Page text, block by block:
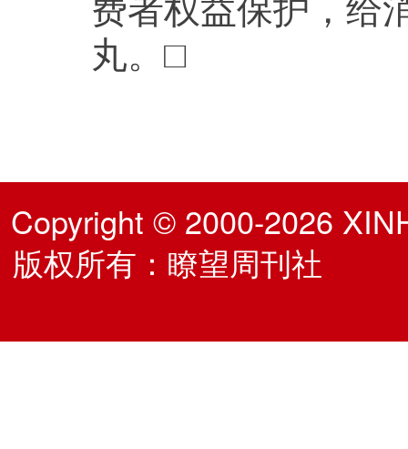
丸。□
Copyright © 2000-2026
版权所有：瞭望周刊社